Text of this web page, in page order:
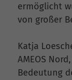
ermöglicht
von großer
Katja
AMEOS
Bedeutung